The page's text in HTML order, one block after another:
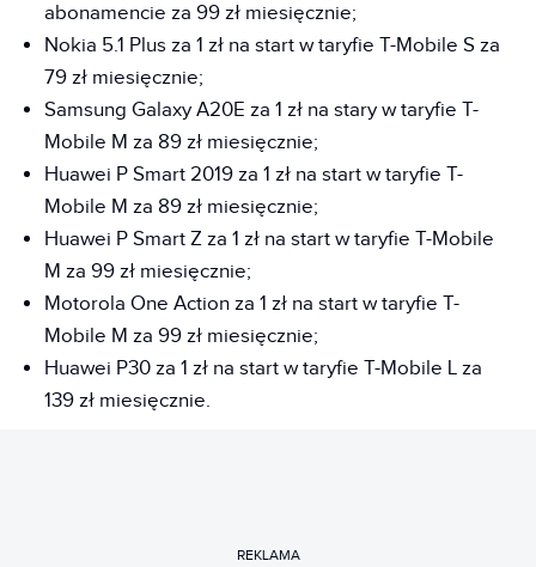
abonamencie za 99 zł miesięcznie;
Nokia 5.1 Plus za 1 zł na start w taryfie T-Mobile S za
79 zł miesięcznie;
Samsung Galaxy A20E za 1 zł na stary w taryfie T-
Mobile M za 89 zł miesięcznie;
Huawei P Smart 2019 za 1 zł na start w taryfie T-
Mobile M za 89 zł miesięcznie;
Huawei P Smart Z za 1 zł na start w taryfie T-Mobile
M za 99 zł miesięcznie;
Motorola One Action za 1 zł na start w taryfie T-
Mobile M za 99 zł miesięcznie;
Huawei P30 za 1 zł na start w taryfie T-Mobile L za
139 zł miesięcznie.
REKLAMA